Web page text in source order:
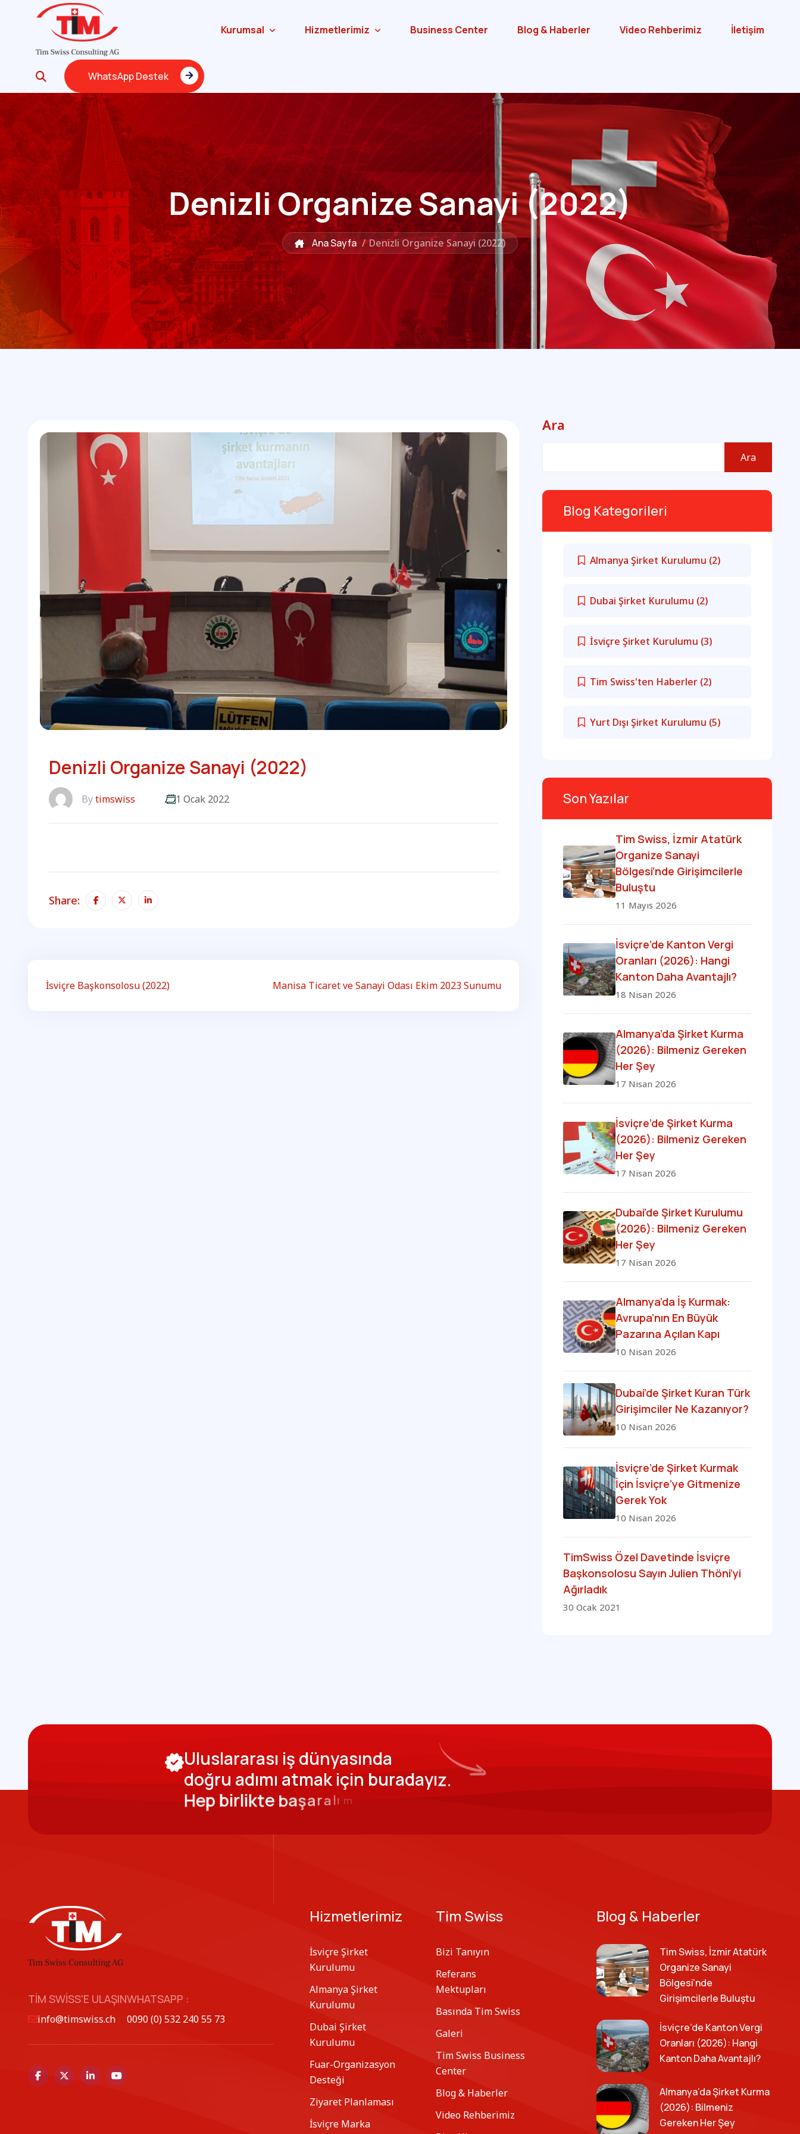
Kurumsal Hizmetlerimiz Business Center Blog & Haberler Video Rehberimiz İletişim
WhatsApp Destek
WhatsApp Destek
Denizli Organize Sanayi (2022)
Ana Sayfa /Denizli Organize Sanayi (2022)
Denizli Organize Sanayi (2022)
Bytimswiss 1 Ocak 2022
Share:
İsviçre Başkonsolosu (2022) Manisa Ticaret ve Sanayi Odası Ekim 2023 Sunumu
Ara
Ara
Blog Kategorileri
Almanya Şirket Kurulumu (2)
Dubai Şirket Kurulumu (2)
İsviçre Şirket Kurulumu (3)
Tim Swiss'ten Haberler (2)
Yurt Dışı Şirket Kurulumu (5)
Son Yazılar
Tim Swiss, İzmir Atatürk
Organize Sanayi
Bölgesi’nde Girişimcilerle
Buluştu
11 Mayıs 2026
İsviçre’de Kanton Vergi
Oranları (2026): Hangi
Kanton Daha Avantajlı?
18 Nisan 2026
Almanya’da Şirket Kurma
(2026): Bilmeniz Gereken
Her Şey
17 Nisan 2026
İsviçre’de Şirket Kurma
(2026): Bilmeniz Gereken
Her Şey
17 Nisan 2026
Dubai’de Şirket Kurulumu
(2026): Bilmeniz Gereken
Her Şey
17 Nisan 2026
Almanya’da İş Kurmak:
Avrupa’nın En Büyük
Pazarına Açılan Kapı
10 Nisan 2026
Dubai’de Şirket Kuran Türk
Girişimciler Ne Kazanıyor?
10 Nisan 2026
İsviçre’de Şirket Kurmak
İçin İsviçre’ye Gitmenize
Gerek Yok
10 Nisan 2026
TimSwiss Özel Davetinde İsviçre
Başkonsolosu Sayın Julien Thöni’yi
Ağırladık
30 Ocak 2021
Uluslararası iş dünyasında
doğru adımı atmak için buradayız.
Hepbirlikte başaralı m
TIM SWISS'E ULAŞIN
info@timswiss.ch
WHATSAPP :
0090 (0) 532 240 55 73
Hizmetlerimiz
İsviçre Şirket
Kurulumu
Almanya Şirket
Kurulumu
Dubai Şirket
Kurulumu
Fuar-Organizasyon
Desteği
Ziyaret Planlaması
İsviçre Marka
Tim Swiss
Bizi Tanıyın
Referans
Mektupları
Basında Tim Swiss
Galeri
Tim Swiss Business
Center
Blog & Haberler
Video Rehberimiz
Blog & Haberler
Tim Swiss, İzmir Atatürk
Organize Sanayi
Bölgesi’nde
Girişimcilerle Buluştu
İsviçre’de Kanton Vergi
Oranları (2026): Hangi
Kanton Daha Avantajlı?
Almanya’da Şirket Kurma
(2026): Bilmeniz
Gereken Her Şey